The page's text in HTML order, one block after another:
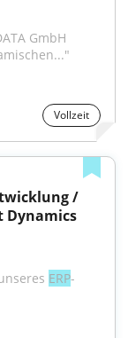
GmbH
Vollzeit
/
Dynamics
ERP-